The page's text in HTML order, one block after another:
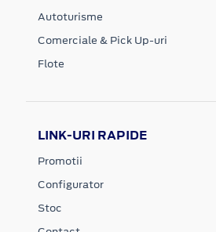
Autoturisme
Comerciale & Pick Up-uri
Flote
LINK-URI RAPIDE
Promotii
Configurator
Stoc